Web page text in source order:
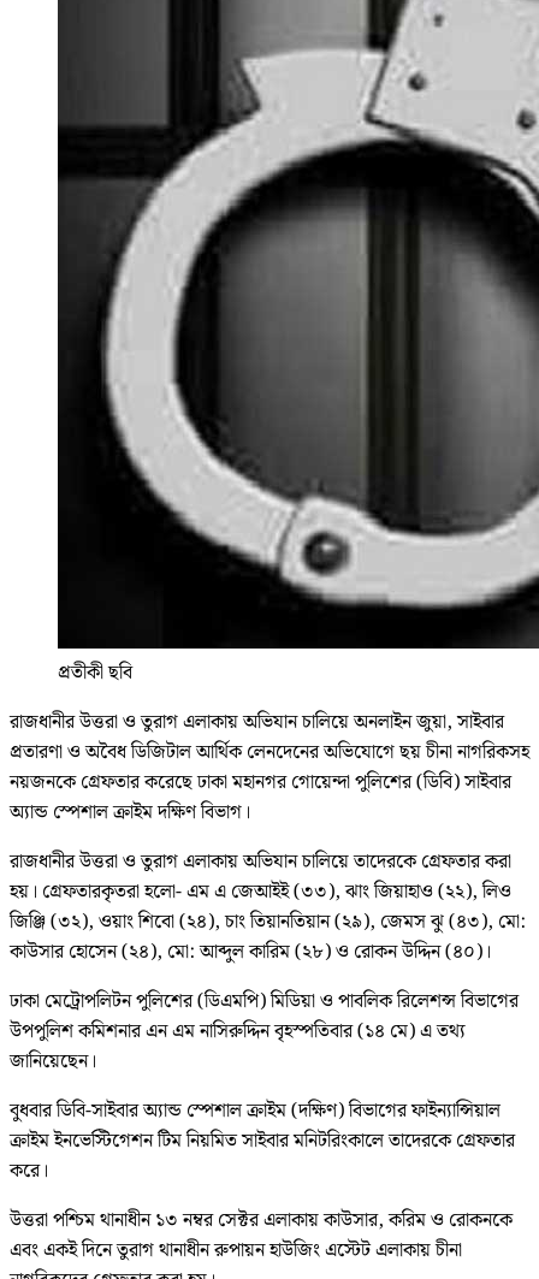
প্রতীকী ছবি
রাজধানীর উত্তরা ও তুরাগ এলাকায় অভিযান চালিয়ে অনলাইন জুয়া, সাইবার
প্রতারণা ও অবৈধ ডিজিটাল আর্থিক লেনদেনের অভিযোগে ছয় চীনা নাগরিকসহ
নয়জনকে গ্রেফতার করেছে ঢাকা মহানগর গোয়েন্দা পুলিশের (ডিবি) সাইবার
অ্যান্ড স্পেশাল ক্রাইম দক্ষিণ বিভাগ।
রাজধানীর উত্তরা ও তুরাগ এলাকায় অভিযান চালিয়ে তাদেরকে গ্রেফতার করা
হয়। গ্রেফতারকৃতরা হলো- এম এ জেআইই (৩৩), ঝাং জিয়াহাও (২২), লিও
জিঞ্জি (৩২), ওয়াং শিবো (২৪), চাং তিয়ানতিয়ান (২৯), জেমস ঝু (৪৩), মো:
কাউসার হোসেন (২৪), মো: আব্দুল কারিম (২৮) ও রোকন উদ্দিন (৪০)।
ঢাকা মেট্রোপলিটন পুলিশের (ডিএমপি) মিডিয়া ও পাবলিক রিলেশন্স বিভাগের
উপপুলিশ কমিশনার এন এম নাসিরুদ্দিন বৃহস্পতিবার (১৪ মে) এ তথ্য
জানিয়েছেন।
বুধবার ডিবি-সাইবার অ্যান্ড স্পেশাল ক্রাইম (দক্ষিণ) বিভাগের ফাইন্যান্সিয়াল
ক্রাইম ইনভেস্টিগেশন টিম নিয়মিত সাইবার মনিটরিংকালে তাদেরকে গ্রেফতার
করে।
উত্তরা পশ্চিম থানাধীন ১৩ নম্বর সেক্টর এলাকায় কাউসার, করিম ও রোকনকে
এবং একই দিনে তুরাগ থানাধীন রুপায়ন হাউজিং এস্টেট এলাকায় চীনা